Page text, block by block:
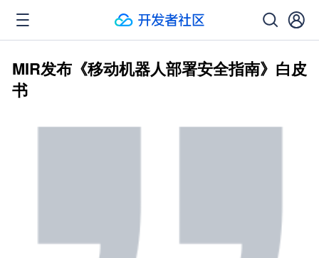
MIR发布《移动机器人部署安全指南》白皮
书